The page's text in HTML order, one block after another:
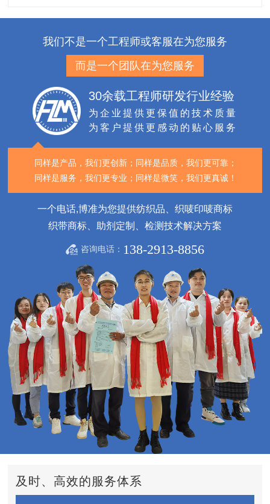
我们不是一个工程师或客服在为您服务
而是一个团队在为您服务
30余载工程师研发行业经验
为企业提供更保值的技术质量
为客户提供更感动的贴心服务
同样是产品，我们更创新； 同样是品质，我们更可靠；
同样是服务，我们更专业； 同样是微笑，我们更真诚！
一个电话,博准为您提供纺织品、织唛印唛商标
织带商标、助剂定制、检测技术解决方案
咨询电话： 138-2913-8856
及时、高效的服务体系